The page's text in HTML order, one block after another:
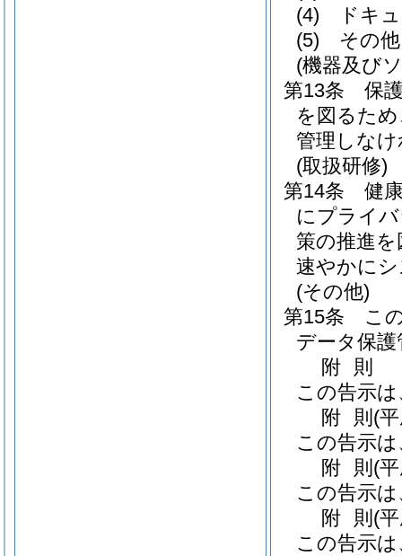
(4)
ドキ
(5)
その
(機器及び
第13条
保
を図るた
管理しな
(取扱研修)
第14条
健
にプライ
策の推進
速やかに
(その他)
第15条
こ
データ保
附 則
この告示
附 則 (
この告示
附 則 (
この告示
附 則 (
この告示